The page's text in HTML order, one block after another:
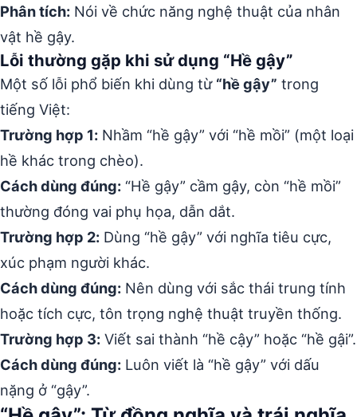
Phân tích: Nói về chức năng nghệ thuật của nhân
vật hề gậy.
Lỗi thường gặp khi sử dụng “Hề gậy”
Một số lỗi phổ biến khi dùng từ “hề gậy” trong
tiếng Việt:
Trường hợp 1: Nhầm “hề gậy” với “hề mồi” (một loại
hề khác trong chèo).
Cách dùng đúng: “Hề gậy” cầm gậy, còn “hề mồi”
thường đóng vai phụ họa, dẫn dắt.
Trường hợp 2: Dùng “hề gậy” với nghĩa tiêu cực,
xúc phạm người khác.
Cách dùng đúng: Nên dùng với sắc thái trung tính
hoặc tích cực, tôn trọng nghệ thuật truyền thống.
Trường hợp 3: Viết sai thành “hề cậy” hoặc “hề gậi”.
Cách dùng đúng: Luôn viết là “hề gậy” với dấu
nặng ở “gậy”.